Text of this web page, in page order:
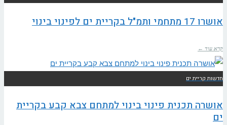
אושרו 17 מתחמי ותמ"ל בקריית ים לפינוי בינוי
קרא עוד ←
חדשות קריית ים
אושרה תכנית פינוי בינוי למתחם צבא קבע בקריית
ים